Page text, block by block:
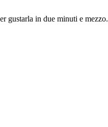
gustarla in due minuti e mezzo.